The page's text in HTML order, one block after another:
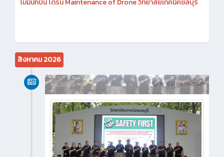
ประกาศประกวดราคาซื้อครุภัณฑ์โครงการจัดตั้งศูนย์ฝึกอบรมการซ่อมบ
สิงหาคม 2026
16 ชั่วโมง ที่ผ่านมา
ข่าวสาร